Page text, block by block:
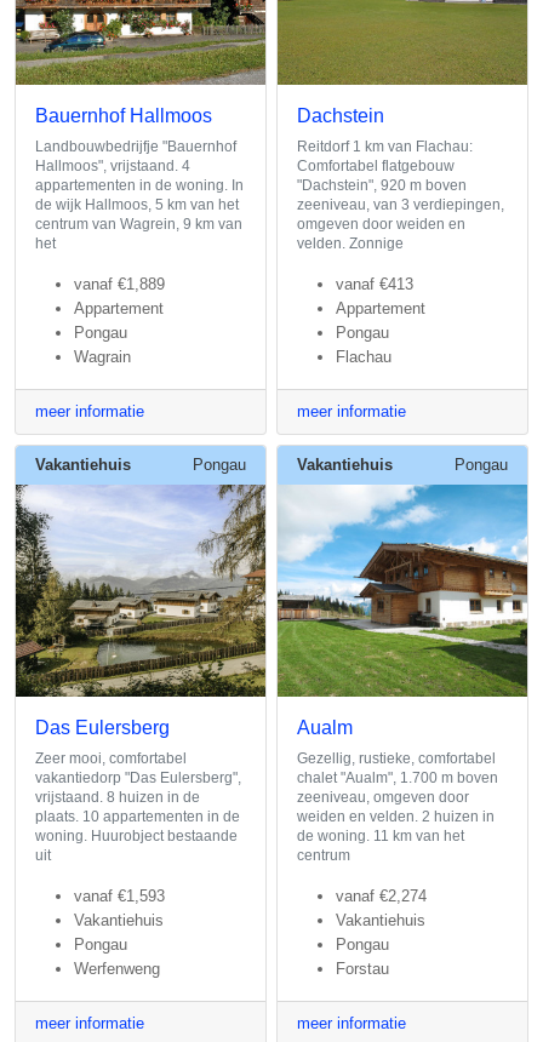
Bauernhof Hallmoos
Landbouwbedrijfje "Bauernhof
Hallmoos", vrijstaand. 4
appartementen in de woning. In
de wijk Hallmoos, 5 km van het
centrum van Wagrein, 9 km van
het
vanaf €1,889
Appartement
Pongau
Wagrain
meer informatie
Dachstein
Reitdorf 1 km van Flachau:
Comfortabel flatgebouw
"Dachstein", 920 m boven
zeeniveau, van 3 verdiepingen,
omgeven door weiden en
velden. Zonnige
vanaf €413
Appartement
Pongau
Flachau
meer informatie
Vakantiehuis Pongau
Das Eulersberg
Zeer mooi, comfortabel
vakantiedorp "Das Eulersberg",
vrijstaand. 8 huizen in de
plaats. 10 appartementen in de
woning. Huurobject bestaande
uit
vanaf €1,593
Vakantiehuis
Pongau
Werfenweng
meer informatie
Vakantiehuis Pongau
Aualm
Gezellig, rustieke, comfortabel
chalet "Aualm", 1.700 m boven
zeeniveau, omgeven door
weiden en velden. 2 huizen in
de woning. 11 km van het
centrum
vanaf €2,274
Vakantiehuis
Pongau
Forstau
meer informatie